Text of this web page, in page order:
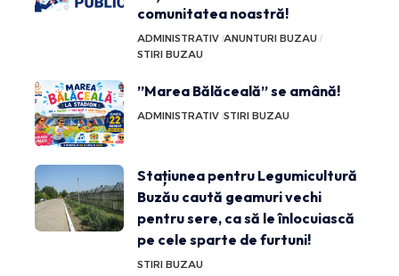
comunitatea noastră!
ADMINISTRATIV ANUNTURI BUZAU
STIRI BUZAU
”Marea Bălăceală” se amână!
ADMINISTRATIV STIRI BUZAU
Stațiunea pentru Legumicultură
Buzău caută geamuri vechi
pentru sere, ca să le înlocuiască
pe cele sparte de furtuni!
STIRI BUZAU